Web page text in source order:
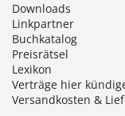
Downloads
Linkpartner
Buchkatalog
Preisrätsel
Lexikon
Verträge hier
Versandkosten &